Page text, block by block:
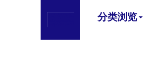
分类浏览